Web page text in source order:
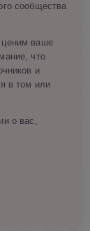
сообщества
ценим ваше
что
и
в том или
о вас,